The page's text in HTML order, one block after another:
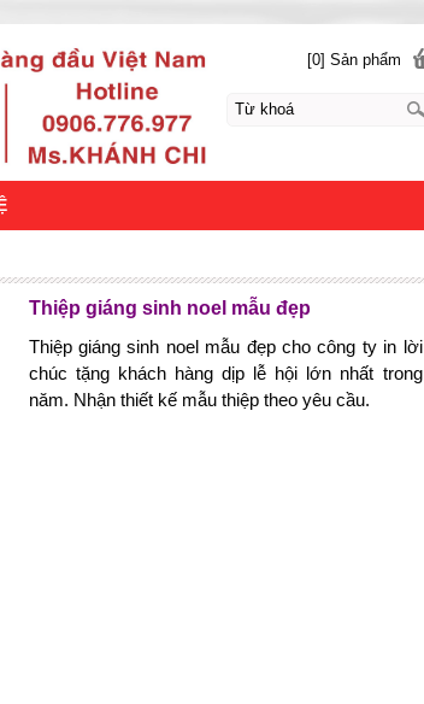
Thiệp giáng sinh noel mẫu đẹp
Thiệp giáng sinh noel mẫu đẹp cho công ty in lời
chúc tặng khách hàng dịp lễ hội lớn nhất trong
năm. Nhận thiết kế mẫu thiệp theo yêu cầu.
[0] Sản phẩm